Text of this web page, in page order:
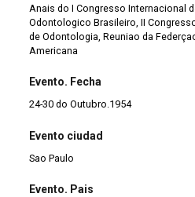
Anais do I Congresso Internacional
Odontologico Brasileiro, II
de Odontologia, Reuniao da
Americana
Evento. Fecha
24-30 do Outubro.1954
Evento ciudad
Sao Paulo
Evento. Pais